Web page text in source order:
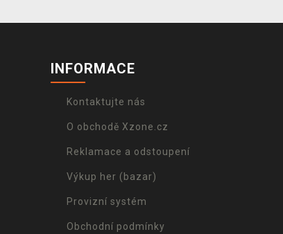
INFORMACE
Kontaktujte nás
O obchodě Xzone.cz
Reklamace a odstoupení
Výkup her (bazar)
Provizní systém
Obchodní podmínky